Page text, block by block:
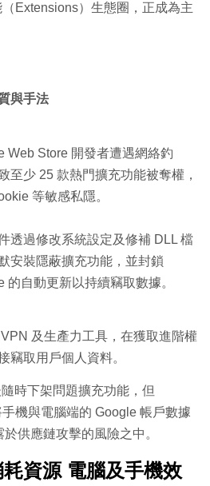
Extensions）生態圈，正成為主
與手法
Web Store 開發者遭遇網絡釣
至少 25 款熱門擴充功能被奪權，
等敏感私隱。
透過修改系統設定及修補 DLL 檔
安裝隱蔽擴充功能，並封鎖
的自動更新以持續竊取數據。
及生產力工具，在獲取進階權
竊取用戶個人資料。
時下架問題擴充功能，但
機與電腦端的 Google 帳戶數據
供應鏈攻擊的風險之中。
資源 電腦及手機效